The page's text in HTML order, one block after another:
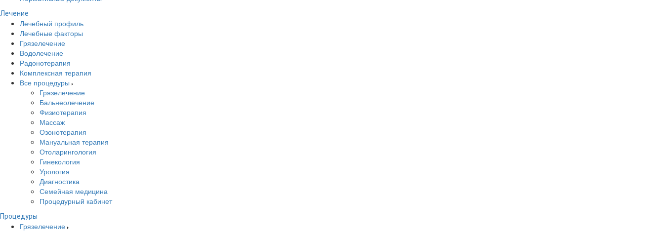
Лечение
Лечебный профиль
Лечебные факторы
Грязелечение
Водолечение
Радонотерапия
Комплексная терапия
Все процедуры
Грязелечение
Бальнеолечение
Физиотерапия
Массаж
Озонотерапия
Мануальная терапия
Отоларингология
Гинекология
Урология
Диагностика
Семейная медицина
Процедурный кабинет
Процедуры
Грязелечение